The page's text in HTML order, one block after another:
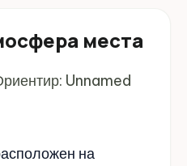
места
Unnamed
на